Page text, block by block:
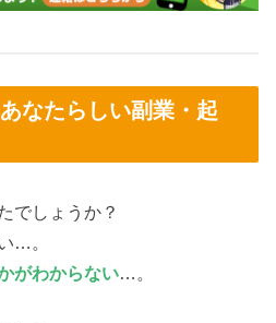
なたらしい副業・起
でしょうか？
…。
がわからない…。